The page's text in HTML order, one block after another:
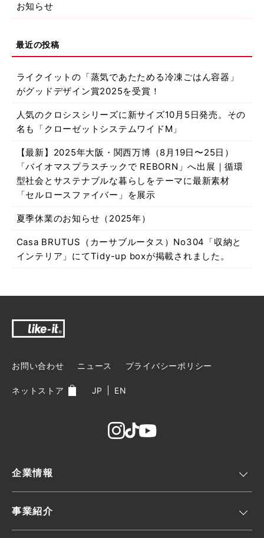
お知らせ
ライクイットの「蒸気であたためる冷凍ごはん容器」
がグッドデザイン賞2025を受賞！
人気のクロシスシリーズに新サイズ10月5日発売。その
名も「クローゼットシステムワイドM」
【最新】2025年大阪・関西万博（8月19日〜25日）
「バイオマスプラスチックで REBORN」へ出展｜循環
型社会とサステナブルな暮らしをテーマに最新素材
「セルロースファイバー」を展示
夏季休業のお知らせ（2025年）
Casa BRUTUS（カーサブルータス）No304「収納と
インテリア」にてTidy-up boxが掲載されました。
お問い合わせ ニュース プライバシーポリシー
ネットストア JP EN
企業情報
事業紹介